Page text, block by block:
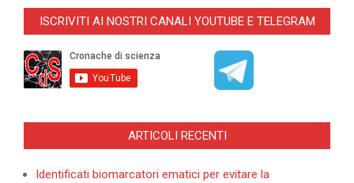
06-
ISCRIVITI AI NOSTRI CANALI YOUTUBE E TELEGRAM
ARTICOLI RECENTI
Identificati biomarcatori ematici per evitare la